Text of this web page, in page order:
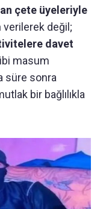
çete üyeleriyle
verilerek değil;
davet
masum
süre sonra
bir bağlılıkla